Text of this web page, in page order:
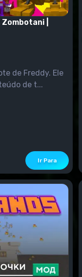
|
de Freddy. Ele
de t...
Ir Para